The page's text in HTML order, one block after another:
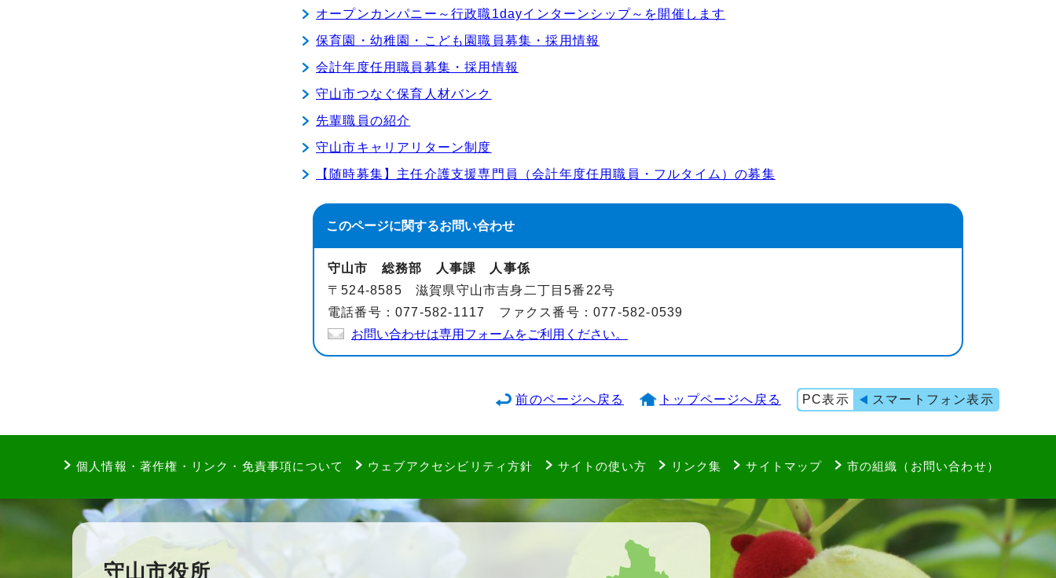
オープンカンパニー～行政職1dayインターンシップ～を開催します
保育園・幼稚園・こども園職員募集・採用情報
会計年度任用職員募集・採用情報
守山市つなぐ保育人材バンク
先輩職員の紹介
守山市キャリアリターン制度
【随時募集】主任介護支援専門員（会計年度任用職員・フルタイム）の募集
このページに関するお問い合わせ
守山市 総務部 人事課 人事係
〒524-8585 滋賀県守山市吉身二丁目5番22号
電話番号：077-582-1117 ファクス番号：077-582-0539
お問い合わせは専用フォームをご利用ください。
前のページへ戻る トップページへ戻る PC表示 スマートフォン表示
個人情報・著作権・リンク・免責事項について ウェブアクセシビリティ方針 サイトの使い方 リンク集 サイトマップ 市の組織（お問い合わせ）
守山市役所